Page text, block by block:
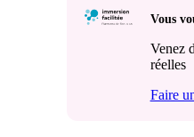
Vous
Venez
réelles
Faire